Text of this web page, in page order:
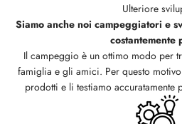
Ulteriore
Siamo anche noi campeggiatori e
costantemente
Il campeggio è un ottimo modo per
famiglia e gli amici. Per questo
prodotti e li testiamo accuratamente